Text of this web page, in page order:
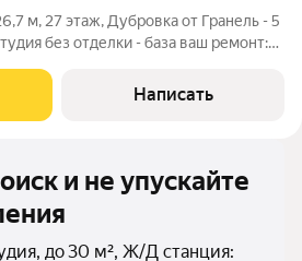
м, 27 этаж, Дубровка от Гранель - 5
без отделки - база ваш ремонт:
и спальную зоны. Идеальная
Написать
и не упускайте
до 30 м², Ж/Д станция: